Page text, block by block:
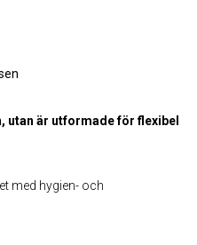
utan är utformade för flexibel
med hygien- och